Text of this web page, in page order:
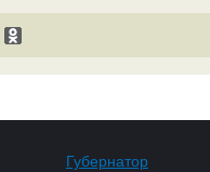
Губернатор